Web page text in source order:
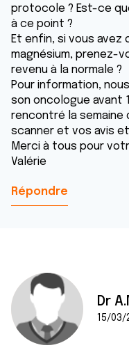
protocole ? Est-ce
à ce point ?
Et enfin, si vous avez
magnésium, prenez-
revenu à la normale ?
Pour information,
son oncologue avant
rencontré la semaine
scanner et vos avis
Merci à tous pour
Valérie
Répondre
Dr
15/